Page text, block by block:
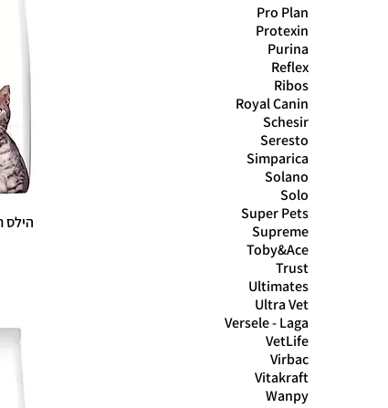
Pro Plan
Protexin
Purina
Reflex
Ribos
Royal Canin
Schesir
Seresto
Simparica
Solano
Solo
Super Pets
Supreme
Toby&Ace
Trust
Ultimates
Ultra Vet
Versele - Laga
VetLife
Virbac
Vitakraft
Wanpy